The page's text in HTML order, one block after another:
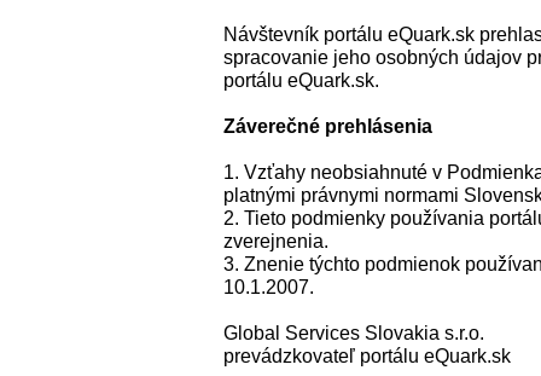
Návštevník portálu eQuark.sk
spracovanie jeho osobných údajov
portálu eQuark.sk.
Záverečné prehlásenia
1. Vzťahy neobsiahnuté v
platnými právnymi normami
2. Tieto podmienky používania
zverejnenia.
3. Znenie týchto podmienok
10.1.2007.
Global Services Slovakia s.r.o.
prevádzkovateľ portálu eQuark.sk